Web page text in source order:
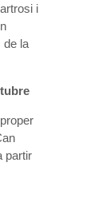
i
de la
partir